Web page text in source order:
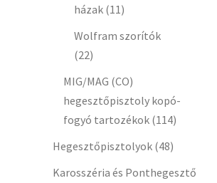
házak (11)
Wolfram szorítók
(22)
MIG/MAG (CO)
hegesztőpisztoly kopó-
fogyó tartozékok (114)
Hegesztőpisztolyok (48)
Karosszéria és Ponthegesztő